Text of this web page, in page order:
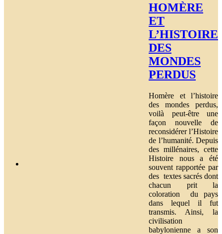
HOMÈRE
ET
L’HISTOIRE
DES
MONDES
PERDUS
Homère et l’histoire
des mondes perdus,
voilà peut-être une
façon nouvelle de
reconsidérer l’Histoire
de l’humanité. Depuis
des millénaires, cette
Histoire nous a été
souvent rapportée par
des textes sacrés dont
chacun prit la
coloration du pays
dans lequel il fut
transmis. Ainsi, la
civilisation
babylonienne a son